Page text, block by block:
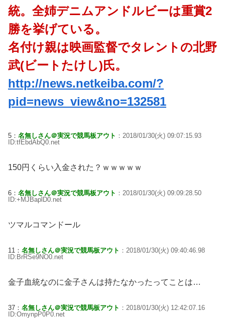
統。全姉デニムアンドルビーは重賞2
勝を挙げている。
名付け親は映画監督でタレントの北野
武(ビートたけし)氏。
http://news.netkeiba.com/?
pid=news_view&no=132581
5： 名無しさん＠実況で競馬板アウト ：2018/01/30(火) 09:07:15.93
ID:tfEbdAbQ0.net
150円くらい入金された？ｗｗｗｗｗ
6： 名無しさん＠実況で競馬板アウト ：2018/01/30(火) 09:09:28.50
ID:+MJBaplD0.net
ツマルコマンドール
11： 名無しさん＠実況で競馬板アウト ：2018/01/30(火) 09:40:46.98
ID:BrRSe9NO0.net
金子血統なのに金子さんは持たなかったってことは…
37： 名無しさん＠実況で競馬板アウト ：2018/01/30(火) 12:42:07.16
ID:OmynpP0P0.net